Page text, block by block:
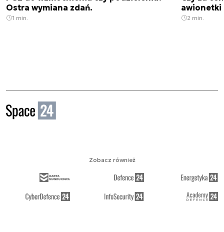
Ostra wymiana zdań.
1 min.
awionetki
2 min.
Zobacz również